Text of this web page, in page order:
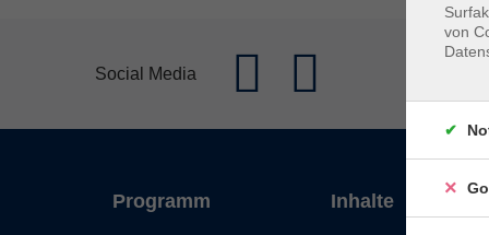
Social Media
Programm Inhalte
von